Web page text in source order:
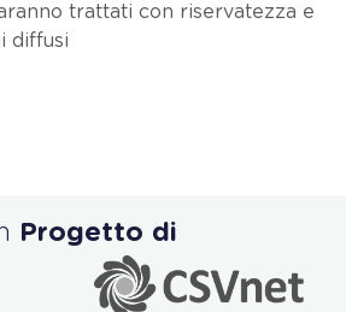
trattati con riservatezza e
diffusi
Progetto di